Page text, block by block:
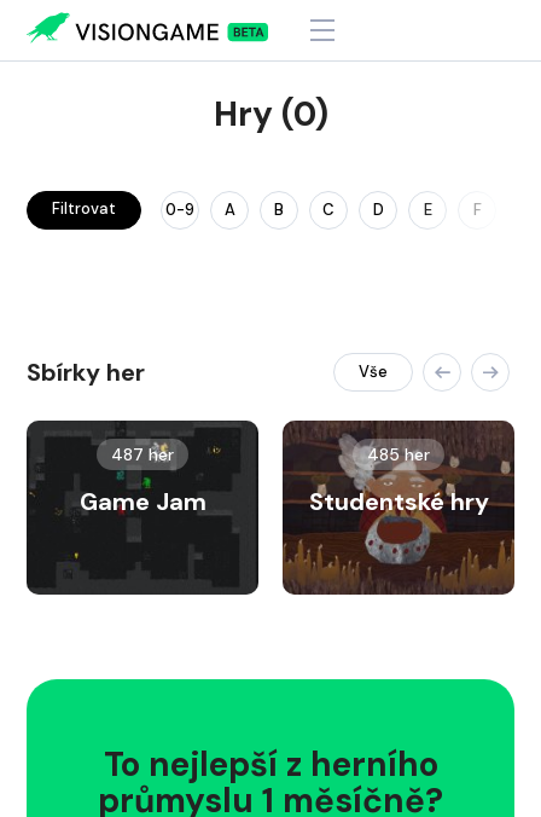
Hry (0)
Filtrovat 0-9 A B C D E F
Sbírky her Vše
487 her
Game Jam
485 her
Studentské hry
To nejlepší z herního
průmyslu 1 měsíčně?